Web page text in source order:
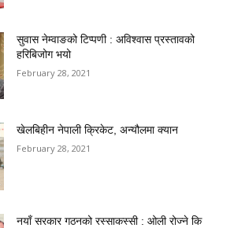
सुवास नेम्वाङको टिप्पणी : अविश्वास प्रस्तावको
हरिबिजोग भयो
February 28, 2021
खेलबिहीन नेपाली क्रिकेट, अन्यौलमा क्यान
February 28, 2021
नयाँ सरकार गठनको रस्साकस्सी : ओली रोज्ने कि